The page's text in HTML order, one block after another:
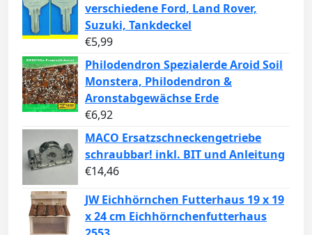
verschiedene Ford, Land Rover,
Suzuki, Tankdeckel
€5,99
Philodendron Spezialerde Aroid Soil
Monstera, Philodendron &
Aronstabgewächse Erde
€6,92
MACO Ersatzschneckengetriebe
schraubbar! inkl. BIT und Anleitung
€14,46
JW Eichhörnchen Futterhaus 19 x 19
x 24 cm Eichhörnchenfutterhaus